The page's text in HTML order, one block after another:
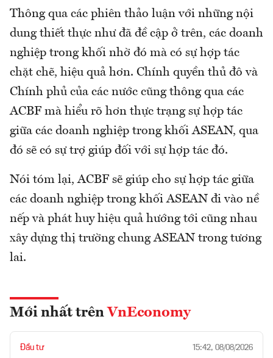
Thông qua các phiên thảo luận với những nội
dung thiết thực như đã đề cập ở trên, các doanh
nghiệp trong khối nhờ đó mà có sự hợp tác
chặt chẽ, hiệu quả hơn. Chính quyền thủ đô và
Chính phủ của các nước cũng thông qua các
ACBF mà hiểu rõ hơn thực trạng sự hợp tác
giữa các doanh nghiệp trong khối ASEAN, qua
đó sẽ có sự trợ giúp đối với sự hợp tác đó.
Nói tóm lại, ACBF sẽ giúp cho sự hợp tác giữa
các doanh nghiệp trong khối ASEAN đi vào nề
nếp và phát huy hiệu quả hướng tới cũng nhau
xây dựng thị trường chung ASEAN trong tương
lai.
Mới nhất trên VnEconomy
Đầu tư 15:42, 08/08/2026